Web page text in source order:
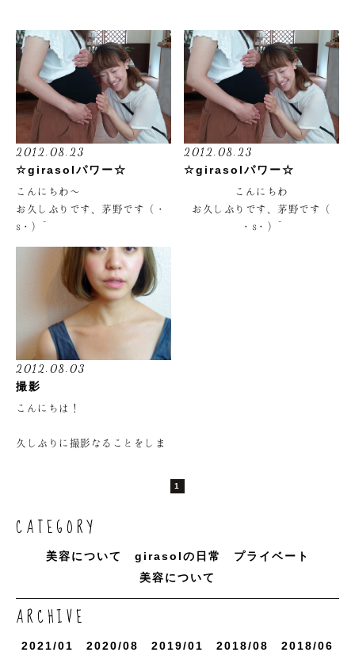
○ 住所
横浜市西区高島2丁目10-28
双洋ビル2Ｆ
○ 連絡先
--------------------------------
冬のトレンドカラーにっっっ
お待ちしております
------------------------------
横浜東口を出て徒歩5分、
裏横浜エリアにある隠れがサロ
ン
ル）
○受付時間
火・木・金 10:30〜18:30
水 10:30〜
19:00
土・日 10:00〜
横浜市西区高島2丁目10-28
双洋ビル2Ｆ
045-441-3641
冬のトレンドカラーにっっっ
お待ちしております
ぇ
さぁ、またお仕事頑張りますっ
っっ
さあっ、またお仕事頑張ります
っっっ
がありました〜〜〜
今回は中野製薬さんの講習会３
回コースのラスト
講師の榎本さんの軽快なトーク
のおかげで、みんな営業後の疲
れている中、真剣&楽しく実験
また新たにパーマの奥深さを実
美容の技術は奥深くさらに進化
っても楽しいですね〜〜
また皆様によりよいパーマを提
案できそうです
でわでわ。。。
がありました〜〜〜
今回は中野製薬さんの講習会３
回コースのラスト
ウイッグを使ってウエーブ効率
の検証です。。
講師の榎本さんの軽快なトーク
れている中、真剣&楽しく実験
また新たにパーマの奥深さを実
ン
ｇｉｒａｓｏｌ（ヒラソ
2012.08.23
☆girasolパワー☆
こんにちわ〜
お久しぶりです、茅野です（・
s・）~
るとわかりまして、８月いっぱ
いで産休をいただきます
１０月には産まれてきますっっ
復帰するのは再来年あたりだと
思います
それまで皆様にお会いできませ
んが...
今日の営業中にパシャリしても
てもらってます
るわぁ
2012.08.23
☆girasolパワー☆
こんにちわ
お久しぶりです、茅野です（
・s・）~
るわぁ
ありがとうございました
2012.08.03
撮影
こんにちは！
久しぶりに撮影なることをしま
今回お世話になったのは前にも
撮影させてもらった美和ちゃ
いつもありがとうございます！
1
CATEGORY
美容について girasolの日常
プライベート
美容について
ARCHIVE
2021/ 1 2020/ 8 2019/ 1 2018/ 8 2018/
6